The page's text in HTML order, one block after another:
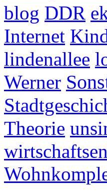
blog DDR
Internet
lindenallee
Werner
Theorie